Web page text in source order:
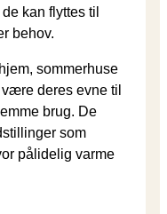
kan flyttes til
behov.
sommerhuse
deres evne til
brug. De
som
pålidelig varme